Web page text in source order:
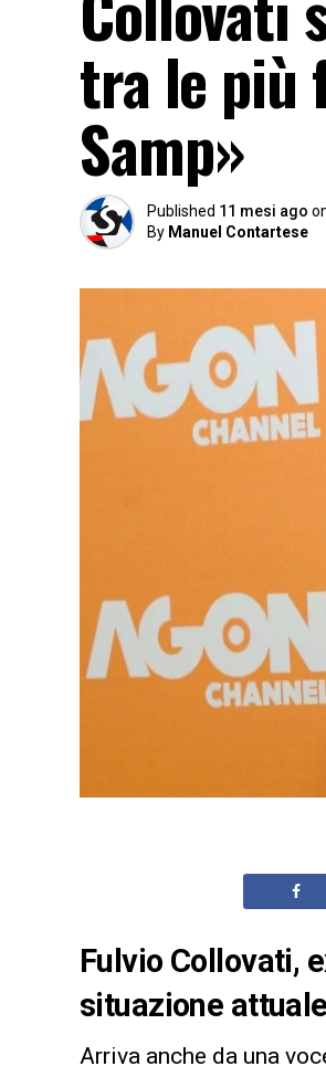
tra le più
Samp»
Published 11 mesi ago
By Manuel Contartese
Fulvio Collovati,
situazione
Arriva anche da una